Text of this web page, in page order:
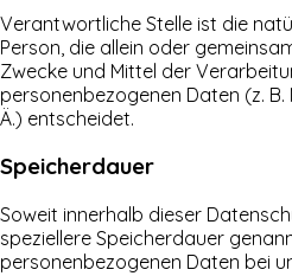
Verantwortliche Stelle ist die
Person, die allein oder
Zwecke und Mittel der
personenbezogenen Daten (z. B.
Ä.) entscheidet.
Speicherdauer
Soweit innerhalb dieser
speziellere Speicherdauer
personenbezogenen Daten bei